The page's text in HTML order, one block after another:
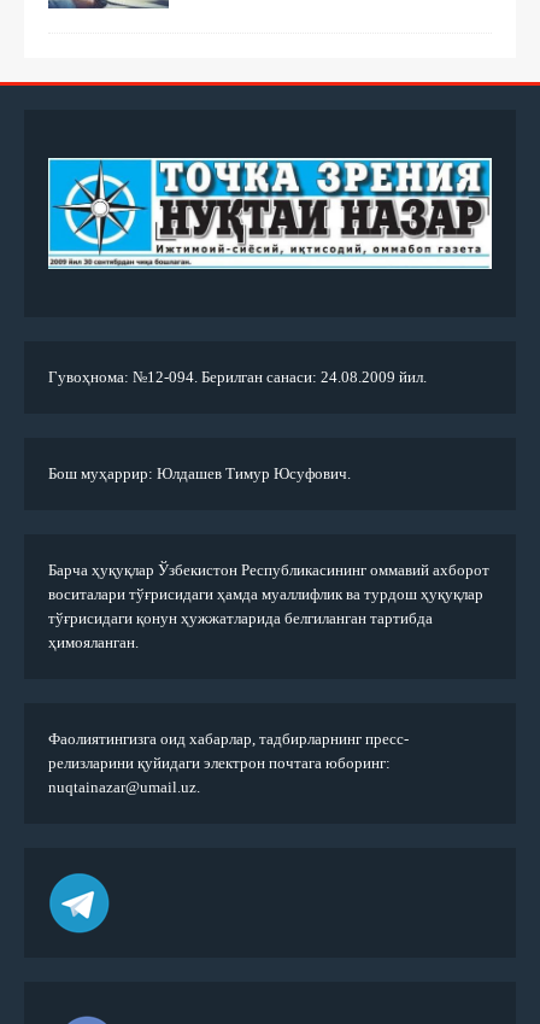
Гувоҳнома: №12-094. Берилган санаси: 24.08.2009 йил.
Бош муҳаррир: Юлдашев Тимур Юсуфович.
Барча ҳуқуқлар Ўзбекистон Республикасининг оммавий ахборот
воситалари тўғрисидаги ҳамда муаллифлик ва турдош ҳуқуқлар
тўғрисидаги қонун ҳужжатларида белгиланган тартибда
ҳимояланган.
Фаолиятингизга оид хабарлар, тадбирларнинг пресс-
релизларини қуйидаги электрон почтага юборинг:
nuqtainazar@umail.uz.